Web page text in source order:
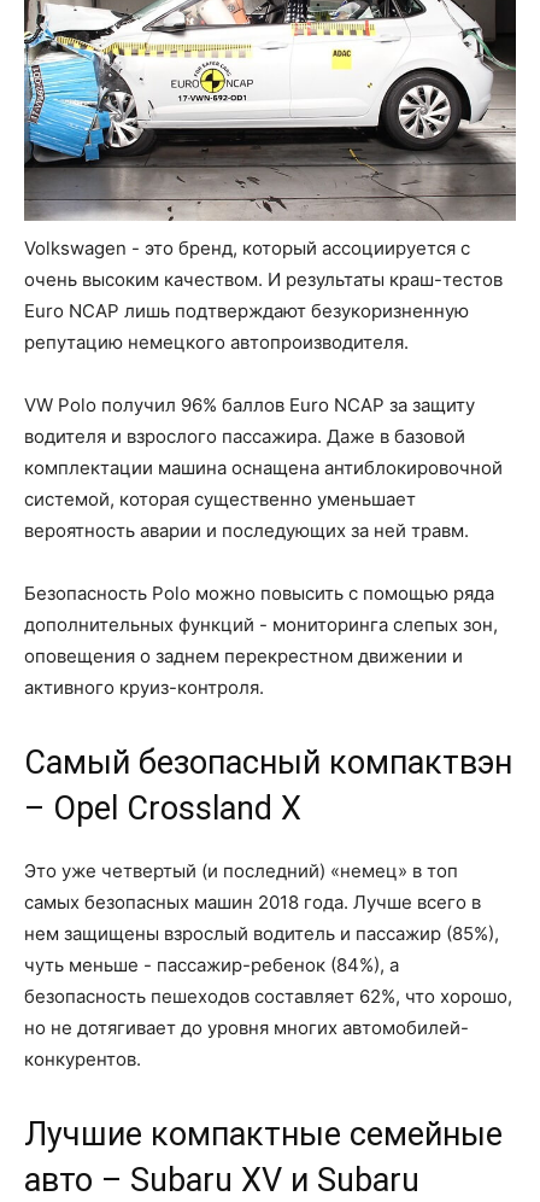
Volkswagen - это бренд, который ассоциируется с
очень высоким качеством. И результаты краш-тестов
Euro NCAP лишь подтверждают безукоризненную
репутацию немецкого автопроизводителя.
VW Polo получил 96% баллов Euro NCAP за защиту
водителя и взрослого пассажира. Даже в базовой
комплектации машина оснащена антиблокировочной
системой, которая существенно уменьшает
вероятность аварии и последующих за ней травм.
Безопасность Polo можно повысить с помощью ряда
дополнительных функций - мониторинга слепых зон,
оповещения о заднем перекрестном движении и
активного круиз-контроля.
Самый безопасный компактвэн
– Opel Crossland X
Это уже четвертый (и последний) «немец» в топ
самых безопасных машин 2018 года. Лучше всего в
нем защищены взрослый водитель и пассажир (85%),
чуть меньше - пассажир-ребенок (84%), а
безопасность пешеходов составляет 62%, что хорошо,
но не дотягивает до уровня многих автомобилей-
конкурентов.
Лучшие компактные семейные
авто – Subaru XV и Subaru